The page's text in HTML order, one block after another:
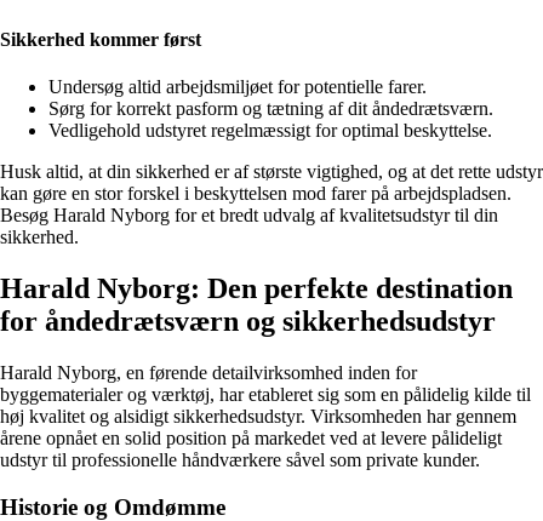
Sikkerhed kommer først
Undersøg altid arbejdsmiljøet for potentielle farer.
Sørg for korrekt pasform og tætning af dit åndedrætsværn.
Vedligehold udstyret regelmæssigt for optimal beskyttelse.
Husk altid, at din sikkerhed er af største vigtighed, og at det rette udstyr
kan gøre en stor forskel i beskyttelsen mod farer på arbejdspladsen.
Besøg Harald Nyborg for et bredt udvalg af kvalitetsudstyr til din
sikkerhed.
Harald Nyborg: Den perfekte destination
for åndedrætsværn og sikkerhedsudstyr
Harald Nyborg, en førende detailvirksomhed inden for
byggematerialer og værktøj, har etableret sig som en pålidelig kilde til
høj kvalitet og alsidigt sikkerhedsudstyr. Virksomheden har gennem
årene opnået en solid position på markedet ved at levere pålideligt
udstyr til professionelle håndværkere såvel som private kunder.
Historie og Omdømme